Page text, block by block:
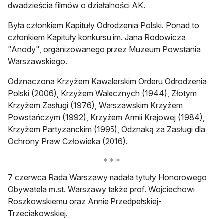
dwadzieścia filmów o działalności AK.
Była członkiem Kapituły Odrodzenia Polski. Ponad to
członkiem Kapituły konkursu im. Jana Rodowicza
"Anody", organizowanego przez Muzeum Powstania
Warszawskiego.
Odznaczona Krzyżem Kawalerskim Orderu Odrodzenia
Polski (2006), Krzyżem Walecznych (1944), Złotym
Krzyżem Zasługi (1976), Warszawskim Krzyżem
Powstańczym (1992), Krzyżem Armii Krajowej (1984),
Krzyżem Partyzanckim (1995), Odznaką za Zasługi dla
Ochrony Praw Człowieka (2016).
7 czerwca Rada Warszawy nadała tytuły Honorowego
Obywatela m.st. Warszawy także prof. Wojciechowi
Roszkowskiemu oraz Annie Przedpełskiej-
Trzeciakowskiej.